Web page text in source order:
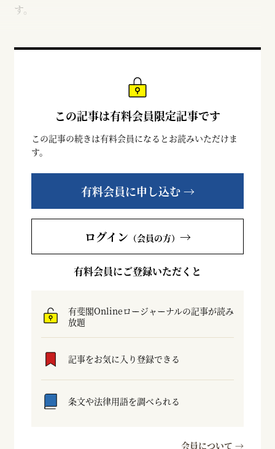
す。
この記事は有料会員限定記事です
この記事の続きは有料会員になるとお読みいただけま
す。
有料会員に申し込む →
ログイン （会員の方） →
有料会員にご登録いただくと
有斐閣Onlineロージャーナルの記事が読み
放題
記事をお気に入り登録できる
条文や法律用語を調べられる
会員について →